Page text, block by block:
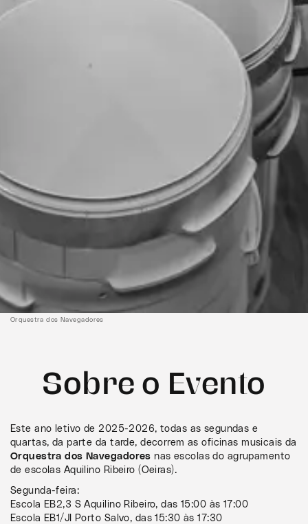
Orquestra dos Navegadores
Sobre o Evento
Este ano letivo de 2025-2026, todas as segundas e
quartas, da parte da tarde, decorrem as oficinas musicais da
Orquestra dos Navegadores nas escolas do agrupamento
de escolas Aquilino Ribeiro (Oeiras).
Segunda-feira:
Escola EB2,3 S Aquilino Ribeiro, das 15:00 às 17:00
Escola EB1/JI Porto Salvo, das 15:30 às 17:30